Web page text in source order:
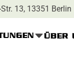
13, 13351 Berlin
ÜBER